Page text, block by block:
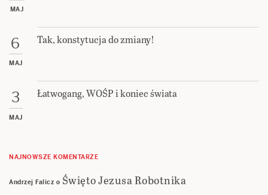
MAJ
6
MAJ
Tak, konstytucja do zmiany!
3
MAJ
Łatwogang, WOŚP i koniec świata
NAJNOWSZE KOMENTARZE
Andrzej Falicz o Święto Jezusa Robotnika